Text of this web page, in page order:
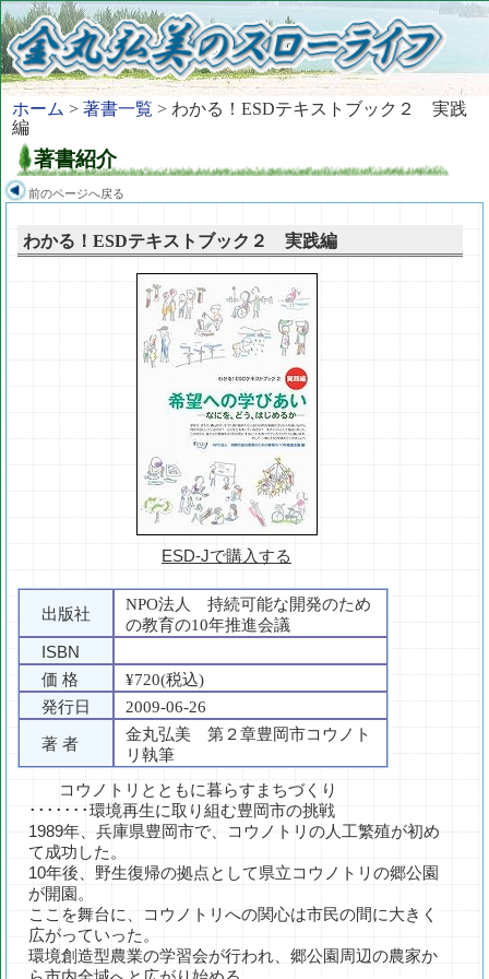
ホーム > 著書一覧 > わかる！ESDテキストブック２ 実践
編
著書紹介
前のページへ戻る
わかる！ESDテキストブック２ 実践編
ESD-Jで購入する
出版社
NPO法人 持続可能な開発のため
の教育の10年推進会議
ISBN
価 格
¥720(税込)
発行日
2009-06-26
著 者
金丸弘美 第２章豊岡市コウノト
リ執筆
コウノトリとともに暮らすまちづくり
･･･････環境再生に取り組む豊岡市の挑戦
1989年、兵庫県豊岡市で、コウノトリの人工繁殖が初め
て成功した。
10年後、野生復帰の拠点として県立コウノトリの郷公園
が開園。
ここを舞台に、コウノトリへの関心は市民の間に大きく
広がっていった。
環境創造型農業の学習会が行われ、郷公園周辺の農家か